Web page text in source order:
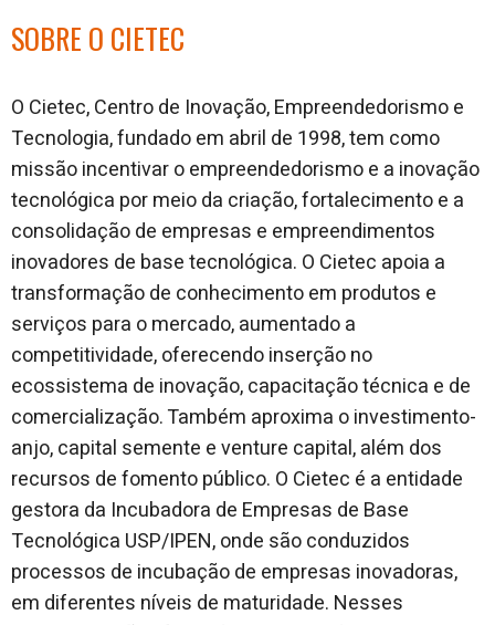
SOBRE O CIETEC
O Cietec, Centro de Inovação, Empreendedorismo e
Tecnologia, fundado em abril de 1998, tem como
missão incentivar o empreendedorismo e a inovação
tecnológica por meio da criação, fortalecimento e a
consolidação de empresas e empreendimentos
inovadores de base tecnológica. O Cietec apoia a
transformação de conhecimento em produtos e
serviços para o mercado, aumentado a
competitividade, oferecendo inserção no
ecossistema de inovação, capacitação técnica e de
comercialização. Também aproxima o investimento-
anjo, capital semente e venture capital, além dos
recursos de fomento público. O Cietec é a entidade
gestora da Incubadora de Empresas de Base
Tecnológica USP/IPEN, onde são conduzidos
processos de incubação de empresas inovadoras,
em diferentes níveis de maturidade. Nesses